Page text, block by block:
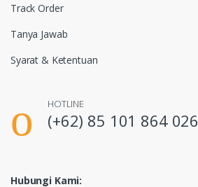
Track Order
Tanya Jawab
Syarat & Ketentuan
HOTLINE
(+62) 85 101 864 026
Hubungi Kami: